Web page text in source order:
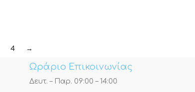
4 →
Ωράριο Επικοινωνίας
Δευτ. – Παρ. 09:00 – 14:00